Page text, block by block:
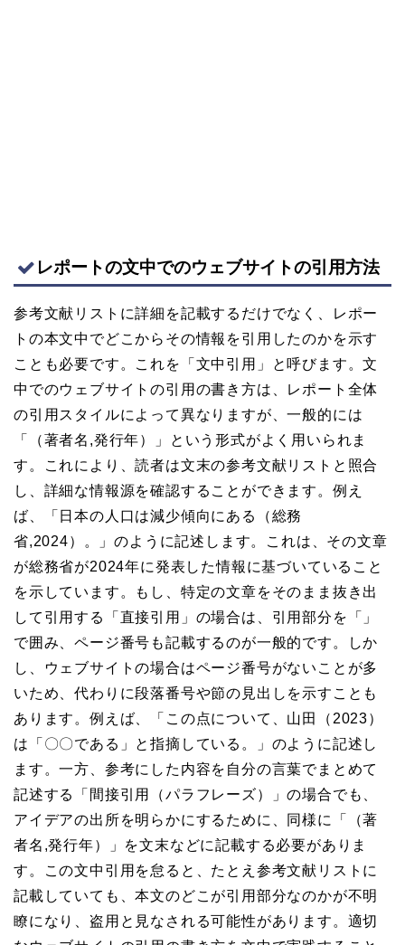
レポートの文中でのウェブサイトの引用方法
参考文献リストに詳細を記載するだけでなく、レポー
トの本文中でどこからその情報を引用したのかを示す
ことも必要です。これを「文中引用」と呼びます。文
中でのウェブサイトの引用の書き方は、レポート全体
の引用スタイルによって異なりますが、一般的には
「（著者名,発行年）」という形式がよく用いられま
す。これにより、読者は文末の参考文献リストと照合
し、詳細な情報源を確認することができます。例え
ば、「日本の人口は減少傾向にある（総務
省,2024）。」のように記述します。これは、その文章
が総務省が2024年に発表した情報に基づいていること
を示しています。もし、特定の文章をそのまま抜き出
して引用する「直接引用」の場合は、引用部分を「」
で囲み、ページ番号も記載するのが一般的です。しか
し、ウェブサイトの場合はページ番号がないことが多
いため、代わりに段落番号や節の見出しを示すことも
あります。例えば、「この点について、山田（2023）
は「〇〇である」と指摘している。」のように記述し
ます。一方、参考にした内容を自分の言葉でまとめて
記述する「間接引用（パラフレーズ）」の場合でも、
アイデアの出所を明らかにするために、同様に「（著
者名,発行年）」を文末などに記載する必要がありま
す。この文中引用を怠ると、たとえ参考文献リストに
記載していても、本文のどこが引用部分なのかが不明
瞭になり、盗用と見なされる可能性があります。適切